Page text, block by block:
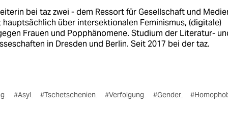
bei taz zwei - dem Ressort für Gesellschaft und
hauptsächlich über intersektionalen Feminismus, (digitale)
Frauen und Popphänomene. Studium der Literatur-
in Dresden und Berlin. Seit 2017 bei der taz.
#Asyl #Tschetschenien #Verfolgung #Gender